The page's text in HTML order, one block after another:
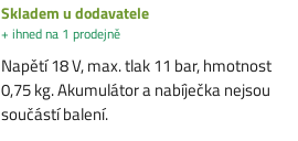
Skladem u dodavatele
+ ihned na 1 prodejně
Napětí 18 V, max. tlak 11 bar, hmotnost
0,75 kg. Akumulátor a nabíječka nejsou
součástí balení.